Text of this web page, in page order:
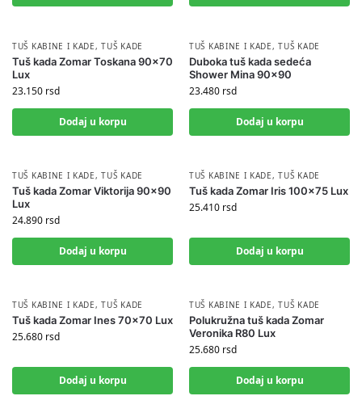
TUŠ KABINE I KADE,TUŠ KADE
Tuš kada Zomar Toskana 90×70
Lux
23.150 rsd
Dodaj u korpu
TUŠ KABINE I KADE,TUŠ KADE
Duboka tuš kada sedeća
Shower Mina 90×90
23.480 rsd
Dodaj u korpu
TUŠ KABINE I KADE,TUŠ KADE
Tuš kada Zomar Viktorija 90×90
Lux
24.890 rsd
Dodaj u korpu
TUŠ KABINE I KADE,TUŠ KADE
Tuš kada Zomar Iris 100×75 Lux
25.410 rsd
Dodaj u korpu
TUŠ KABINE I KADE,TUŠ KADE
Tuš kada Zomar Ines 70×70 Lux
25.680 rsd
Dodaj u korpu
TUŠ KABINE I KADE,TUŠ KADE
Polukružna tuš kada Zomar
Veronika R80 Lux
25.680 rsd
Dodaj u korpu